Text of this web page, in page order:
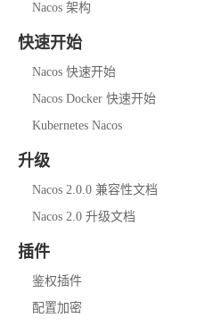
Nacos 架构
快速开始
Nacos 快速开始
Nacos Docker 快速开始
Kubernetes Nacos
升级
Nacos 2.0.0 兼容性文档
Nacos 2.0 升级文档
插件
鉴权插件
配置加密